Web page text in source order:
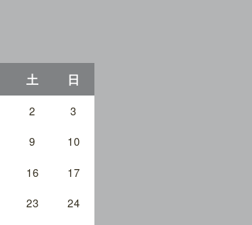
土 日
2 3
9 10
16 17
23 24